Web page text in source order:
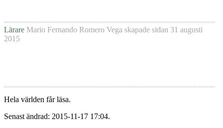
Lärare Mario Fernando Romero Vega skapade sidan 31 augusti
2015
Hela världen får läsa.
Senast ändrad: 2015-11-17 17:04.